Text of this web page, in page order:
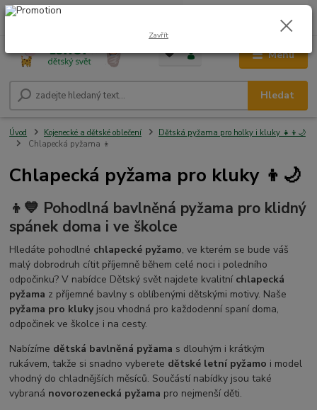
Menu
Hledat
+420 604 278 943 0,00 Kč
Úvod Kojenecké a dětské oblečení
Dětská pyžama pro holky i kluky 👧👦🌙
Chlapecká pyžama 👦
Chlapecká pyžama pro kluky 👦🌙
👦💙 Pohodlná bavlněná pyžama pro klidný
spánek doma i ve školce
Hledáte pohodlné chlapecké pyžamo, ve kterém se bude váš
malý dobrodruh cítit příjemně během celé noci i poledního
odpočinku? V nabídce Dětský svět najdete kvalitní chlapecká
pyžama z příjemné bavlny s oblíbenými dětskými motivy. Naše
pyžama pro klukyjsou vhodná pro každodenní spaní doma,
odpočinek ve školce i na cesty.
Nabízíme dětská bavlněná pyžama s dlouhým i krátkým
rukávem, takže si snadno vyberete dětské letní pyžamo i model
vhodný do chladnějších měsíců. Součástí nabídky jsou také
vybraná novorozenecká pyžama pro nejmenší děti.
Zavřít